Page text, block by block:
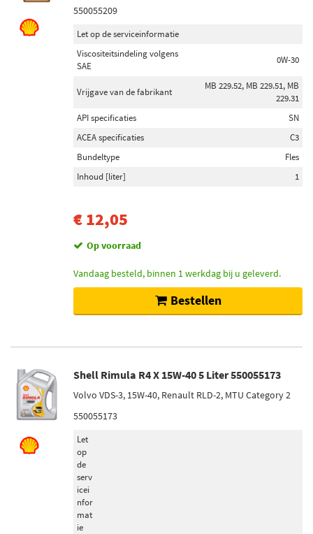
550055209
Let op de serviceinformatie
Viscositeitsindeling volgens
SAE
0W-30
Vrijgave van de fabrikant
MB 229.52, MB 229.51, MB
229.31
API specificaties
SN
ACEA specificaties
C3
Bundeltype
Fles
Inhoud [liter]
1
€ 12,05
Op voorraad
Vandaag besteld, binnen 1 werkdag bij u geleverd.
Bestellen
Shell Rimula R4 X 15W-40 5 Liter 550055173
Volvo VDS-3, 15W-40, Renault RLD-2, MTU Category 2
550055173
Let
op
de
serv
icei
nfor
mat
ie